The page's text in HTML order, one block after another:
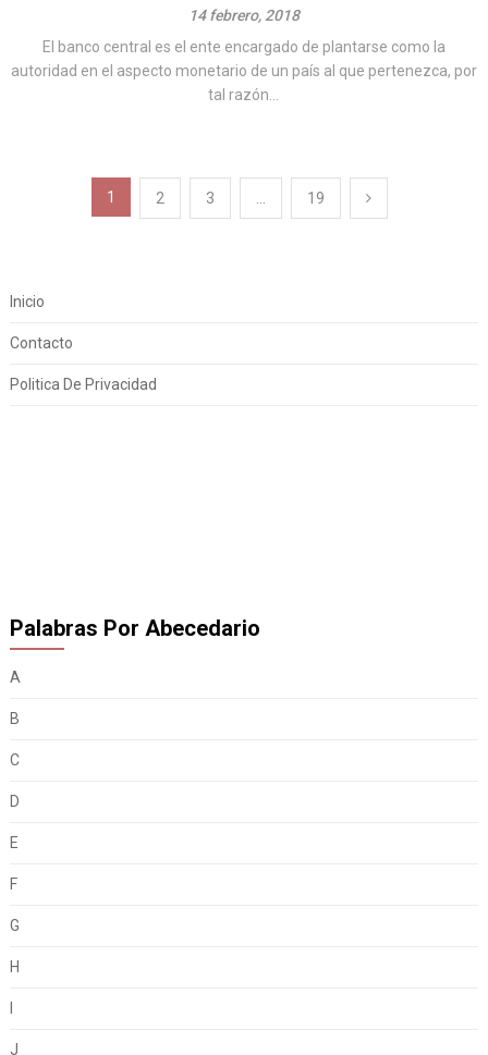
14 febrero, 2018
El banco central es el ente encargado de plantarse como la
autoridad en el aspecto monetario de un país al que pertenezca, por
tal razón...
Navegación
1 2 3 19
Inicio
Contacto
Politica De Privacidad
Palabras Por Abecedario
A
B
C
D
E
F
G
H
J